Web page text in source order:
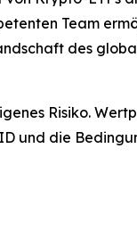
Team
des
Risiko.
und die